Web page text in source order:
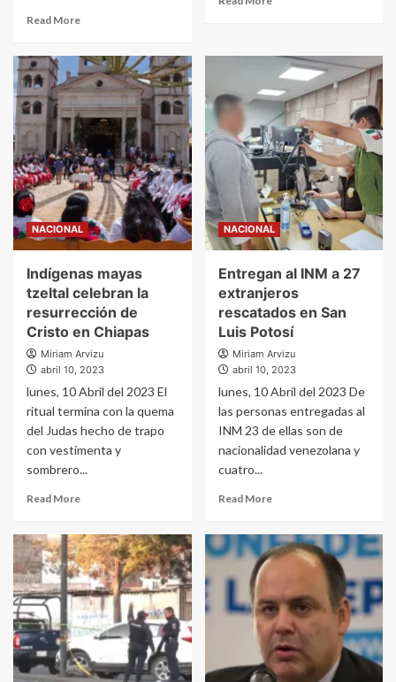
Read More
NACIONAL
Indígenas mayas
tzeltal celebran la
resurrección de
Cristo en Chiapas
Miriam Arvizu
abril 10, 2023
lunes, 10 Abril del 2023 El
ritual termina con la quema
del Judas hecho de trapo
con vestimenta y
sombrero...
Read More
NACIONAL
Entregan al INM a 27
extranjeros
rescatados en San
Luis Potosí
Miriam Arvizu
abril 10, 2023
lunes, 10 Abril del 2023 De
las personas entregadas al
INM 23 de ellas son de
nacionalidad venezolana y
cuatro...
Read More